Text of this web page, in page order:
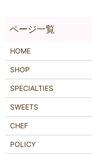
HOME
SHOP
SPECIALTIES
SWEETS
CHEF
POLICY